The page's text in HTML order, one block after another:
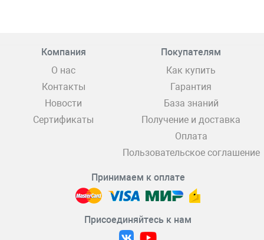
Компания
О нас
Контакты
Новости
Сертификаты
Покупателям
Как купить
Гарантия
База знаний
Получение и доставка
Оплата
Пользовательское соглашение
Принимаем к оплате
Присоединяйтесь к нам